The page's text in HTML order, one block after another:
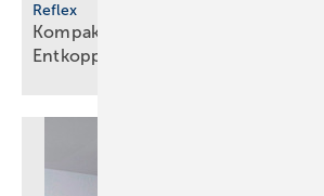
Reflex
Kompakte Einheit zur hydraulischen
Entkopplung